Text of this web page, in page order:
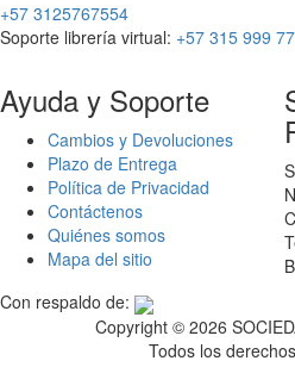
+57 3125767554
Soporte librería virtual: +57 315 999
Ayuda y Soporte
Cambios y Devoluciones
Plazo de Entrega
Política de Privacidad
Contáctenos
Quiénes somos
Mapa del sitio
Con respaldo de:
Copyright © 2026
Todos los